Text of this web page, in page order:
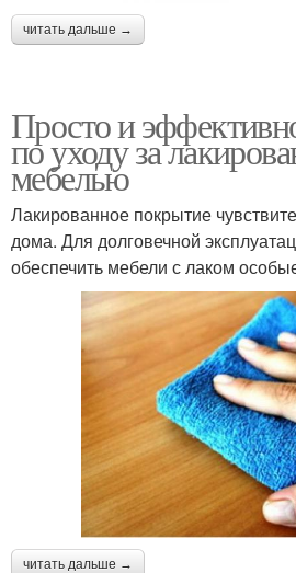
читать дальше →
Просто и
по уходу за
мебелью
Лакированное покрытие
дома. Для долговечной
обеспечить мебели с лаком
читать дальше →